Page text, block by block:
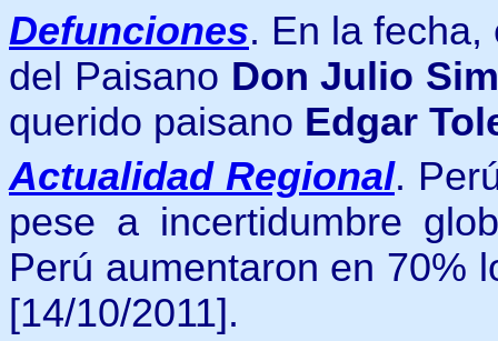
Defunciones. En la
del Paisano Don Julio
querido paisano Edgar
Actualidad Regional.
pese a incertidumbre
Perú aumentaron en 70%
[14/10/2011].